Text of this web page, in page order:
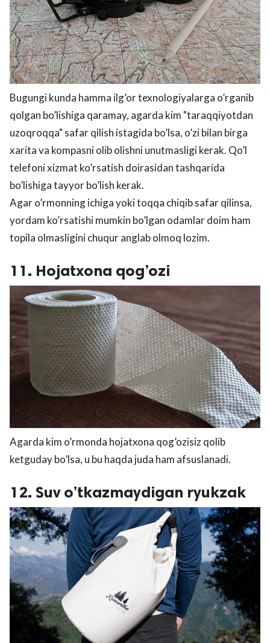
Bugungi kunda hamma ilg’or texnologiyalarga o’rganib
qolgan bo’lishiga qaramay, agarda kim "taraqqiyotdan
uzoqroqqa" safar qilish istagida bo’lsa, o’zi bilan birga
xarita va kompasni olib olishni unutmasligi kerak. Qo’l
telefoni xizmat ko’rsatish doirasidan tashqarida
bo’lishiga tayyor bo’lish kerak.
Agar o’rmonning ichiga yoki toqqa chiqib safar qilinsa,
yordam ko’rsatishi mumkin bo’lgan odamlar doim ham
topila olmasligini chuqur anglab olmoq lozim.
11. Hojatxona qog’ozi
Agarda kim o’rmonda hojatxona qog’ozisiz qolib
ketguday bo’lsa, u bu haqda juda ham afsuslanadi.
12. Suv o’tkazmaydigan ryukzak